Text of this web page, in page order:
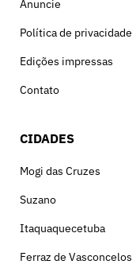
Anuncie
Política de privacidade
Edições impressas
Contato
CIDADES
Mogi das Cruzes
Suzano
Itaquaquecetuba
Ferraz de Vasconcelos